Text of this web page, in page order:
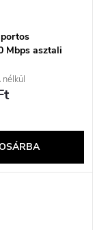
Mbps asztali